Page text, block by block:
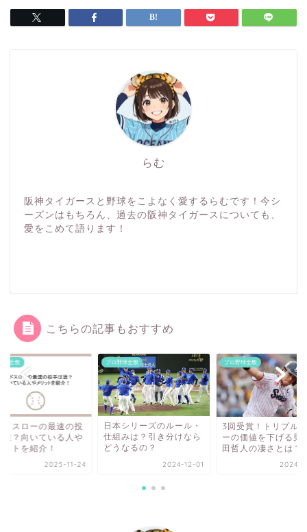
らむ
阪神タイガースと野球をこよなく愛するらむです！今シ
ーズンはもちろん、過去の阪神タイガースについても、
愛をこめて語ります！
こちらの記事もおすすめ
球全般
ドスローの最速の投
誰？向いている人や
トを紹介！
2025-11-24
プロ野球全般
日本シリーズのルール・
仕組みは？引き分けなら
どうなるの？
2024-12-01
プロ野球全般
3回受賞！トリプル
ーの価値を下げる男
田哲人の凄さとは？
2024-